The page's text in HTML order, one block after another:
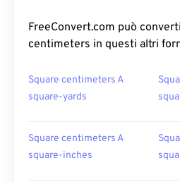
FreeConvert.com può
centimeters in questi altri
Square centimeters A
square-yards
Square centimeters A
square-inches